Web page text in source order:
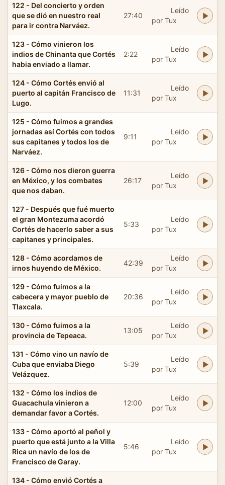
122 - Del concierto y orden
que se dió en nuestro real
para ir contra Narváez.
27:40
Leído
por Tux
123 - Cómo vinieron los
indios de Chinanta que Cortés
habia enviado a llamar.
2:22
Leído
por Tux
124 - Cómo Cortés envió al
puerto al capitán Francisco de
Lugo.
11:31
Leído
por Tux
125 - Cómo fuimos a grandes
jornadas así Cortés con todos
sus capitanes y todos los de
Narváez.
9:11
Leído
por Tux
126 - Cómo nos dieron guerra
en México, y los combates
que nos daban.
26:17
Leído
por Tux
127 - Después que fué muerto
el gran Montezuma acordó
Cortés de hacerlo saber a sus
capitanes y principales.
5:33
Leído
por Tux
128 - Cómo acordamos de
irnos huyendo de México.
42:39
Leído
por Tux
129 - Cómo fuimos a la
cabecera y mayor pueblo de
Tlaxcala.
20:36
Leído
por Tux
130 - Cómo fuimos a la
provincia de Tepeaca.
13:05
Leído
por Tux
131 - Cómo vino un navío de
Cuba que enviaba Diego
Velázquez.
5:39
Leído
por Tux
132 - Cómo los indios de
Guacachula vinieron a
demandar favor a Cortés.
12:00
Leído
por Tux
133 - Cómo aportó al peñol y
puerto que está junto a la Villa
Rica un navío de los de
Francisco de Garay.
5:46
Leído
por Tux
134 - Cómo envió Cortés a